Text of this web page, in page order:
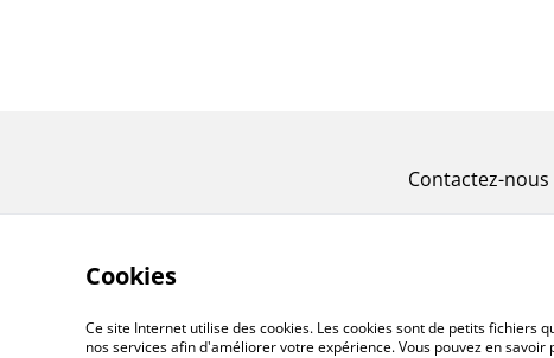
Contactez-nous
Cookies
Ce site Internet utilise des cookies. Les cookies sont de petits fichiers
nos services afin d'améliorer votre expérience. Vous pouvez en